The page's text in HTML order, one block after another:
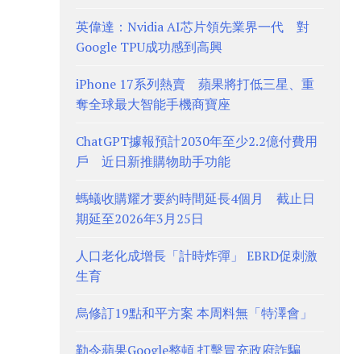
英偉達：Nvidia AI芯片領先業界一代 對
Google TPU成功感到高興
iPhone 17系列熱賣 蘋果將打低三星、重
奪全球最大智能手機商寶座
ChatGPT據報預計2030年至少2.2億付費用
戶 近日新推購物助手功能
螞蟻收購耀才要約時間延長4個月 截止日
期延至2026年3月25日
人口老化成增長「計時炸彈」 EBRD促刺激
生育
烏修訂19點和平方案 本周料無「特澤會」
勒令蘋果Google整頓 打擊冒充政府詐騙